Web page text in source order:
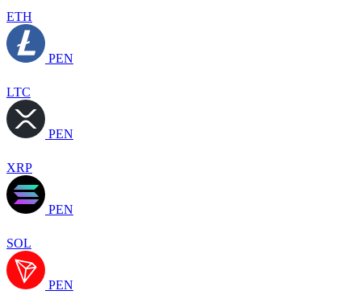
ETH
PEN
LTC
PEN
XRP
PEN
SOL
PEN